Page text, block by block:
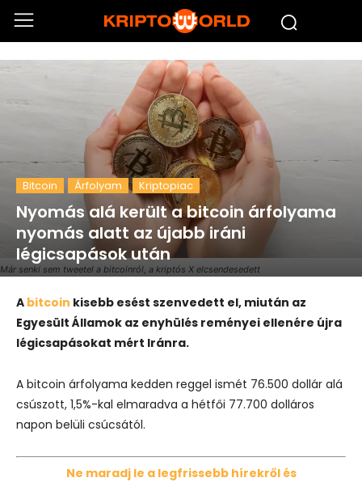
Már senki sem tweetel a bitcoinról, a kriptós X elcsendesedett
Bitcoin Árfolyam Kriptopiac
Nyomás alá került a bitcoin árfolyama
nyomás alatt az újabb iráni
légicsapások után
A bitcoin kisebb esést szenvedett el, miután az
Egyesült Államok az enyhülés reményei ellenére újra
légicsapásokat mért Iránra.
A bitcoin árfolyama kedden reggel ismét 76.500 dollár alá
csúszott, 1,5%-kal elmaradva a hétfői 77.700 dolláros
napon belüli csúcsától.
Ne maradj le a legfrissebb hírekről és